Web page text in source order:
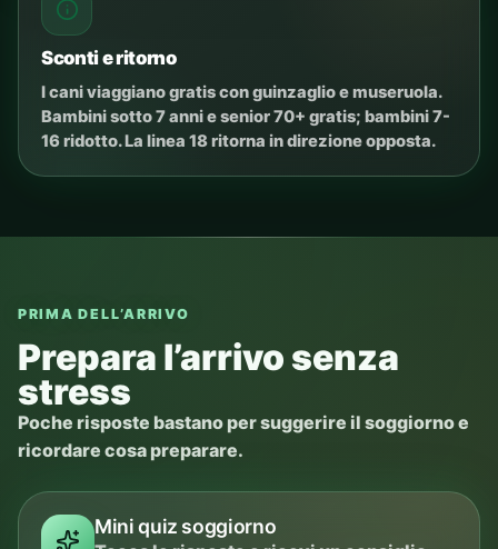
Sconti e ritorno
I cani viaggiano gratis con guinzaglio e museruola.
Bambini sotto 7 anni e senior 70+ gratis; bambini 7-
16 ridotto. La linea 18 ritorna in direzione opposta.
PRIMA DELL’ARRIVO
Prepara l’arrivo senza
stress
Poche risposte bastano per suggerire il soggiorno e
ricordare cosa preparare.
Mini quiz soggiorno